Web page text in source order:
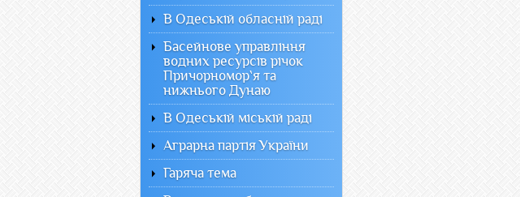
В Одеській обласній раді
Басейнове управління
водних ресурсів річок
Причорномор`я та
нижнього Дунаю
В Одеській міській раді
Аграрна партія України
Гаряча тема